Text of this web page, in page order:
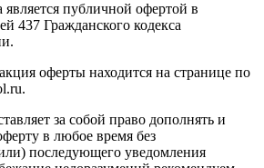
публичной офертой в
437 Гражданского кодекса
оферты находится на странице по
за собой право дополнять и
в любое время без
последующего уведомления